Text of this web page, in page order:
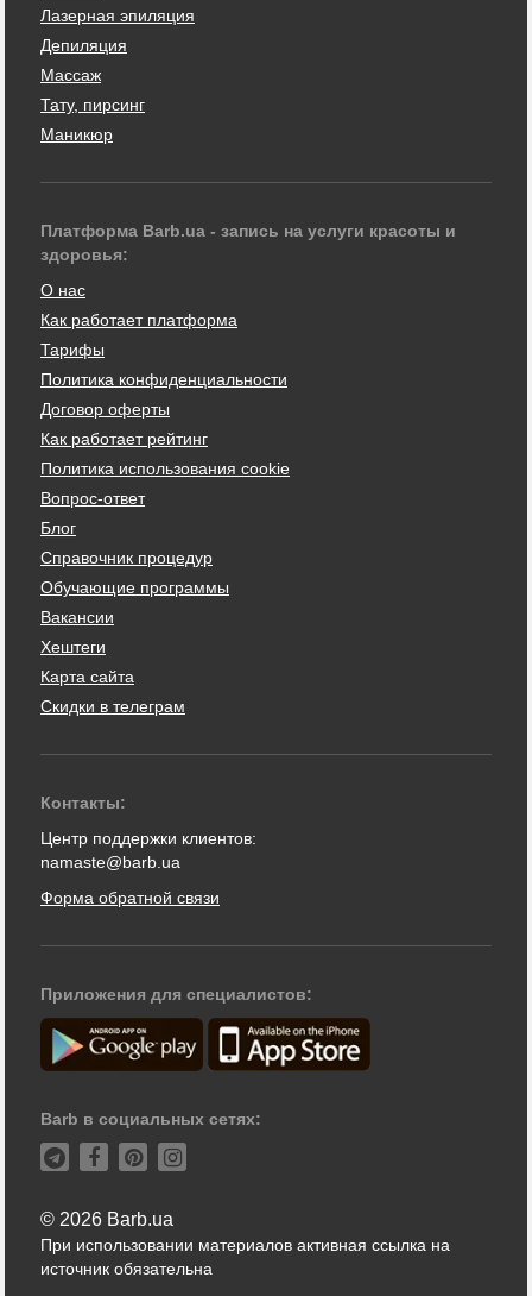
Лазерная эпиляция
Депиляция
Массаж
Тату, пирсинг
Маникюр
Платформа Barb.ua - запись на услуги красоты и
здоровья:
О нас
Как работает платформа
Тарифы
Политика конфиденциальности
Договор оферты
Как работает рейтинг
Политика использования cookie
Вопрос-ответ
Блог
Справочник процедур
Обучающие программы
Вакансии
Хештеги
Карта сайта
Скидки в телеграм
Контакты:
Центр поддержки клиентов:
namaste@barb.ua
Форма обратной связи
Приложения для специалистов:
Barb в социальных сетях:
© 2026 Barb.ua
При использовании материалов активная ссылка на
источник обязательна